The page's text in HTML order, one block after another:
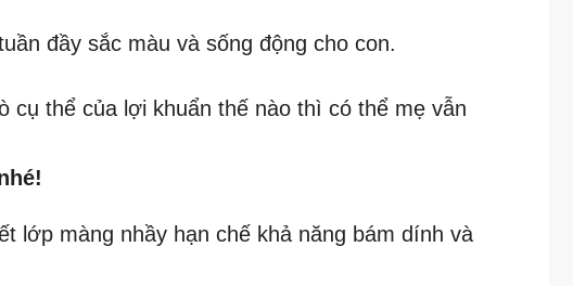
đầy sắc màu và sống động cho con.
cụ thể của lợi khuẩn thế nào thì có thể mẹ vẫn
lớp màng nhầy hạn chế khả năng bám dính và